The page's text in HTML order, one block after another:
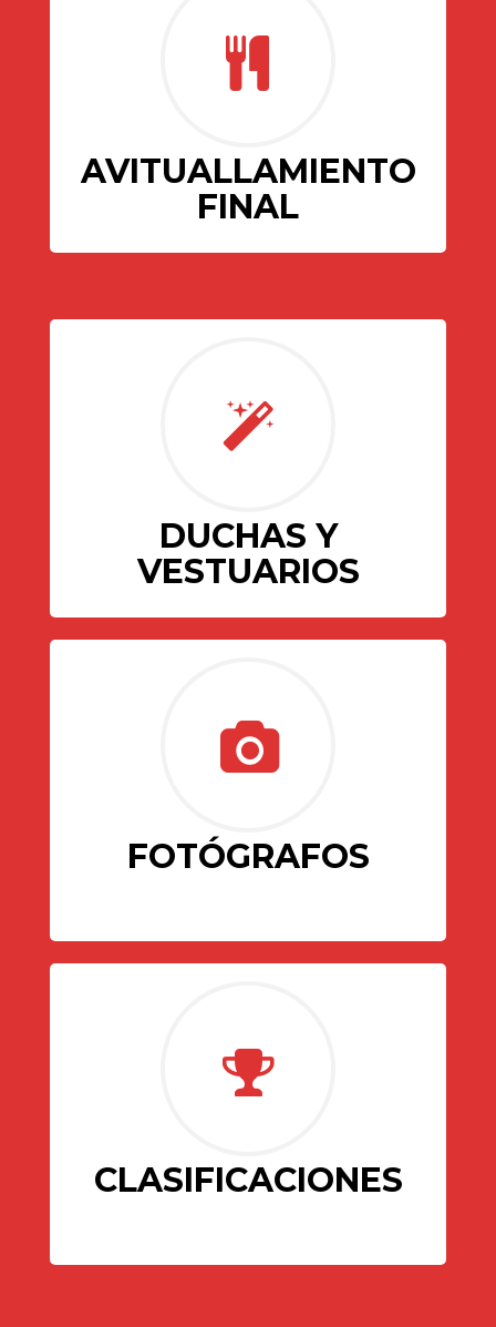
AVITUALLAMIENTO
FINAL
DUCHAS Y
VESTUARIOS
FOTÓGRAFOS
CLASIFICACIONES